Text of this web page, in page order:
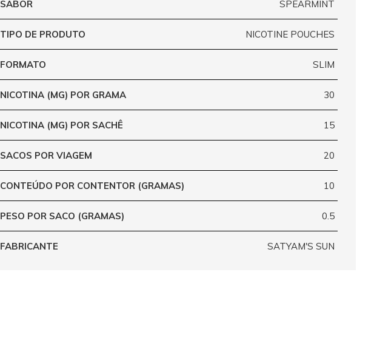
SABOR SPEARMINT
TIPO DE PRODUTO NICOTINE POUCHES
FORMATO SLIM
NICOTINA (MG) POR GRAMA 30
NICOTINA (MG) POR SACHÊ 15
SACOS POR VIAGEM 20
CONTEÚDO POR CONTENTOR (GRAMAS) 10
PESO POR SACO (GRAMAS) 0.5
FABRICANTE SATYAM'S SUN